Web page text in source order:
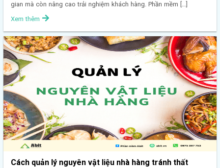
gian mà còn nâng cao trải nghiệm khách hàng. Phần mềm […]
Xem thêm
Cách quản lý nguyên vật liệu nhà hàng tránh thất